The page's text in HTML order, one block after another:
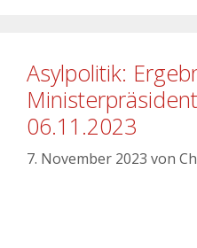
Asylpolitik:
06.11.2023
7. November 2023 von